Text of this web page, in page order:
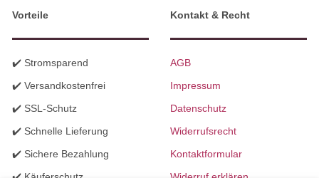
Vorteile
✔️ Stromsparend
✔️ Versandkostenfrei
✔️ SSL-Schutz
✔️ Schnelle Lieferung
✔️ Sichere Bezahlung
Kontakt & Recht
AGB
Impressum
Datenschutz
Widerrufsrecht
Kontaktformular